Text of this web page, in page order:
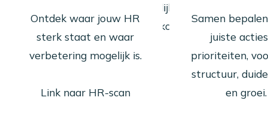
Zo maak je HR overzichtelijk, effectief en
klaar voor de toekomst.
Ontdek waar jouw HR
sterk staat en waar
verbetering mogelijk is.
​​​​​​​Link naar HR-scan
Samen
juiste
prioriteiten,
structuur,
en groei.